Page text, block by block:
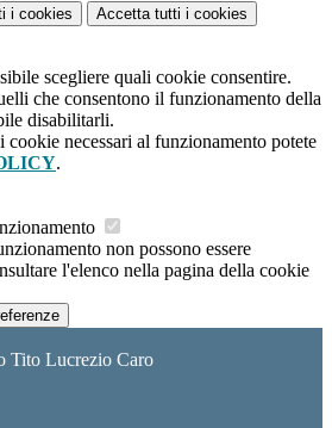
i cookies Accetta tutti i cookies
scegliere quali cookie consentire.
che consentono il funzionamento della
disabilitarli.
cookie necessari al funzionamento potete
.
non possono essere
l'elenco nella pagina della cookie
Tito Lucrezio Caro